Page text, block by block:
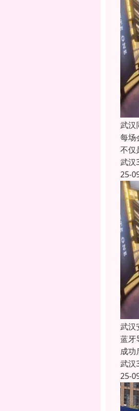
武汉
每场
不仅
武汉
25-
武汉
蓝牙
成功
武汉
25-